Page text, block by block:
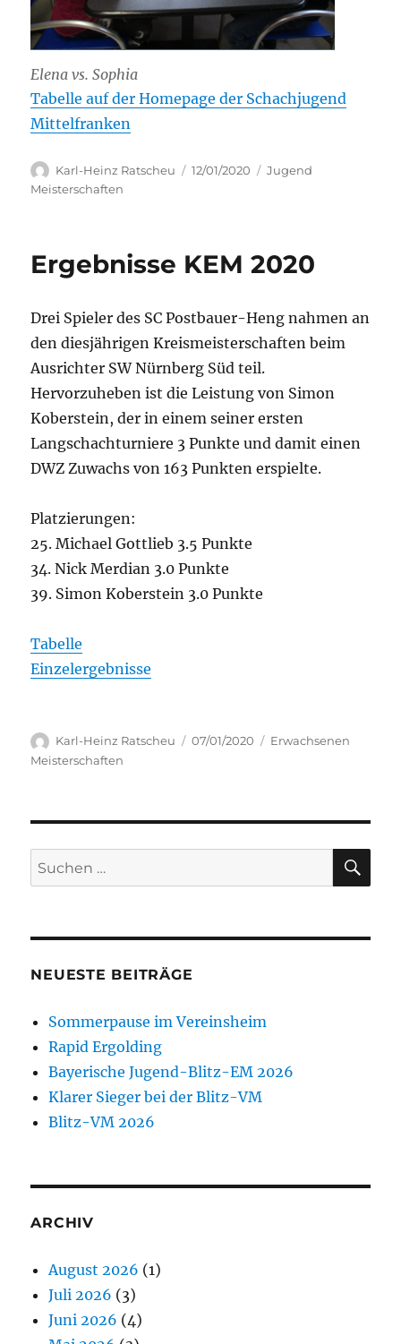
Elena vs. Sophia
Tabelle auf der Homepage der Schachjugend
Mittelfranken
Autor
Karl-Heinz Ratscheu
Veröffentlicht
12/01/2020 Kategorien
Jugend
Meisterschaften
Ergebnisse KEM 2020
Drei Spieler des SC Postbauer-Heng nahmen an
den diesjährigen Kreismeisterschaften beim
Ausrichter SW Nürnberg Süd teil.
Hervorzuheben ist die Leistung von Simon
Koberstein, der in einem seiner ersten
Langschachturniere 3 Punkte und damit einen
DWZ Zuwachs von 163 Punkten erspielte.
Platzierungen:
25. Michael Gottlieb 3.5 Punkte
34. Nick Merdian 3.0 Punkte
39. Simon Koberstein 3.0 Punkte
Tabelle
Einzelergebnisse
Autor
Karl-Heinz Ratscheu
Veröffentlicht
07/01/2020 Kategorien
Erwachsenen
Meisterschaften
Suchen
nach:
NEUESTE BEITRÄGE
Sommerpause im Vereinsheim
Rapid Ergolding
Bayerische Jugend-Blitz-EM 2026
Klarer Sieger bei der Blitz-VM
Blitz-VM 2026
ARCHIV
August 2026 (1)
Juli 2026 (3)
Juni 2026 (4)